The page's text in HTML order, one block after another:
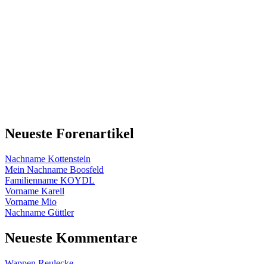
Neueste Forenartikel
Nachname Kottenstein
Mein Nachname Boosfeld
Familienname KOYDL
Vorname Karell
Vorname Mio
Nachname Güttler
Neueste Kommentare